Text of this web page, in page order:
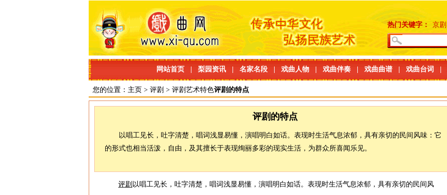
热门关键字： 京剧
网站首页 梨园资讯 名家名段 戏曲人物 戏曲伴奏 戏曲曲谱 戏曲台词
您的位置： 主页 > 评剧 > 评剧艺术特色评剧的特点
评剧的特点
以唱工见长，吐字清楚，唱词浅显易懂，演唱明白如话。表现时生活气息浓郁，具有亲切的民间风味：它
的形式也相当活泼，自由，及其擅长于表现绚丽多彩的现实生活，为群众所喜闻乐见。
评剧 以唱工见长，吐字清楚，唱词浅显易懂，演唱明白如话。表现时生活气息浓郁，具有亲切的民间风